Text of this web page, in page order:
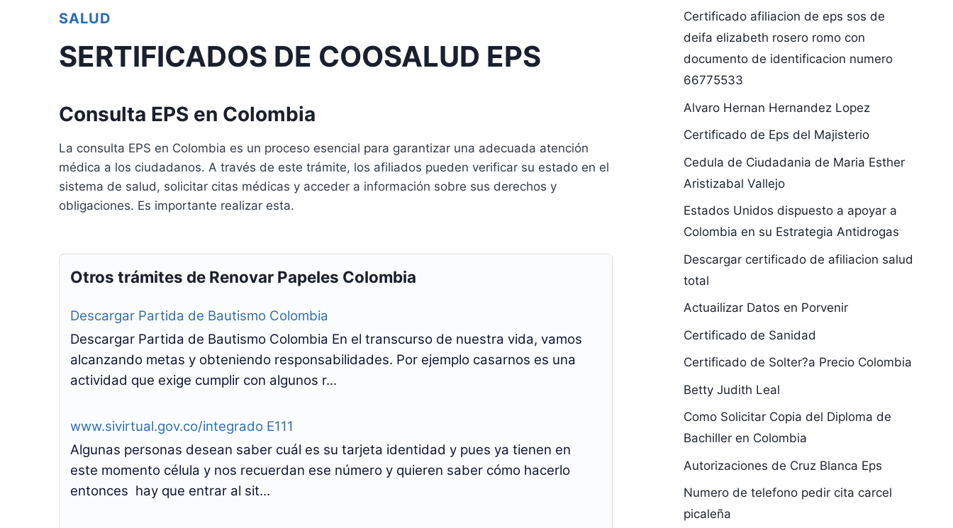
SALUD
SERTIFICADOS DE COOSALUD EPS
Consulta EPS en Colombia
La consulta EPS en Colombia es un proceso esencial para garantizar una adecuada atención
médica a los ciudadanos. A través de este trámite, los afiliados pueden verificar su estado en el
sistema de salud, solicitar citas médicas y acceder a información sobre sus derechos y
obligaciones. Es importante realizar esta.
Otros trámites de Renovar Papeles Colombia
Descargar Partida de Bautismo Colombia
Descargar Partida de Bautismo Colombia En el transcurso de nuestra vida, vamos
alcanzando metas y obteniendo responsabilidades. Por ejemplo casarnos es una
actividad que exige cumplir con algunos r...
www.sivirtual.gov.co/integrado E111
Algunas personas desean saber cuál es su tarjeta identidad y pues ya tienen en
este momento célula y nos recuerdan ese número y quieren saber cómo hacerlo
entonces hay que entrar al sit...
Certificado afiliacion de eps sos de
deifa elizabeth rosero romo con
documento de identificacion numero
66775533
Alvaro Hernan Hernandez Lopez
Certificado de Eps del Majisterio
Cedula de Ciudadania de Maria Esther
Aristizabal Vallejo
Estados Unidos dispuesto a apoyar a
Colombia en su Estrategia Antidrogas
Descargar certificado de afiliacion salud
total
Actuailizar Datos en Porvenir
Certificado de Sanidad
Certificado de Solter?a Precio Colombia
Betty Judith Leal
Como Solicitar Copia del Diploma de
Bachiller en Colombia
Autorizaciones de Cruz Blanca Eps
Numero de telefono pedir cita carcel
picaleña